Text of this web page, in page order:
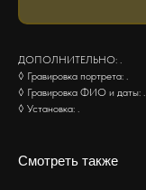
ДОПОЛНИТЕЛЬНО: .
◊ Гравировка портрета: .
◊ Гравировка ФИО и даты: .
◊ Установка: .
Смотреть также